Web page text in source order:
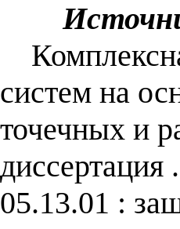
систем на
точечных и
диссертация
05.13.01 :